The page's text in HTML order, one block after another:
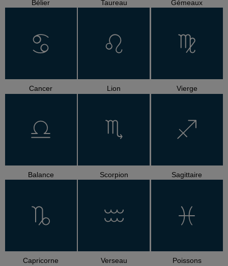
Bélier Taureau Gémeaux
Cancer Lion Vierge
Balance Scorpion Sagittaire
Capricorne Verseau Poissons